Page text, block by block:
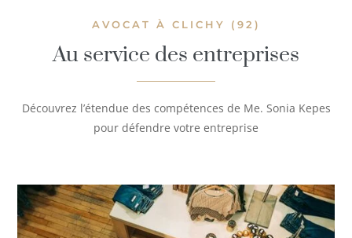
AVOCAT À CLICHY (92)
Au service des entreprises
Découvrez l’étendue des compétences de Me. Sonia Kepes
pour défendre votre entreprise